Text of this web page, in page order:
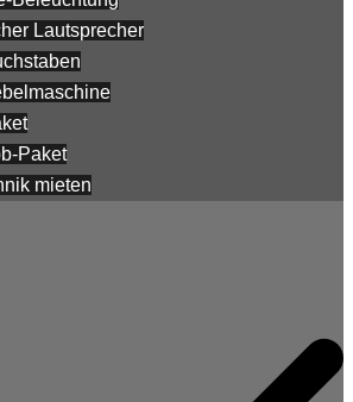
Lautsprecher
Paket
mieten